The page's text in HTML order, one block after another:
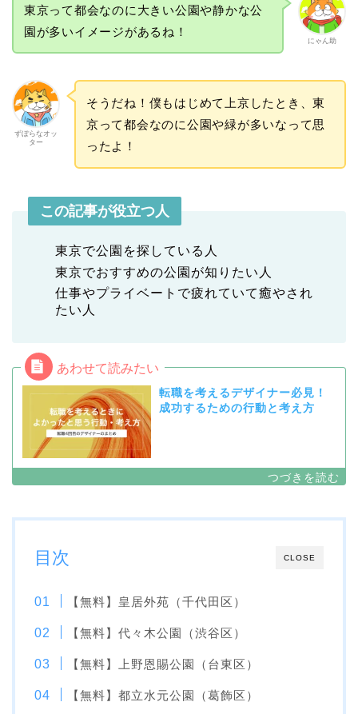
にゃん助
東京って都会なのに大きい公園や静かな公
園が多いイメージがあるね！
ずぼらなオッ
ター
そうだね！僕もはじめて上京したとき、東
京って都会なのに公園や緑が多いなって思
ったよ！
この記事が役立つ人
東京で公園を探している人
東京でおすすめの公園が知りたい人
仕事やプライベートで疲れていて癒やされ
たい人
転職を考えるデザイナー必見！
成功するための行動と考え方
CLOSE
目次
【無料】皇居外苑（千代田区）
【無料】代々木公園（渋谷区）
【無料】上野恩賜公園（台東区）
【無料】都立水元公園（葛飾区）